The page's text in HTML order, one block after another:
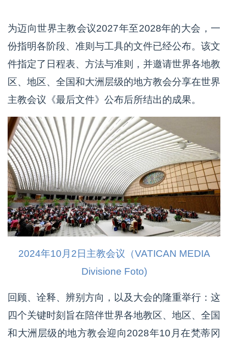
为迈向世界主教会议2027年至2028年的大会，一
份指明各阶段、准则与工具的文件已经公布。该文
件指定了日程表、方法与准则，并邀请世界各地教
区、地区、全国和大洲层级的地方教会分享在世界
主教会议《最后文件》公布后所结出的成果。
2024年10月2日主教会议（VATICAN MEDIA
Divisione Foto)
回顾、诠释、辨别方向，以及大会的隆重举行：这
四个关键时刻旨在陪伴世界各地教区、地区、全国
和大洲层级的地方教会迎向2028年10月在梵蒂冈